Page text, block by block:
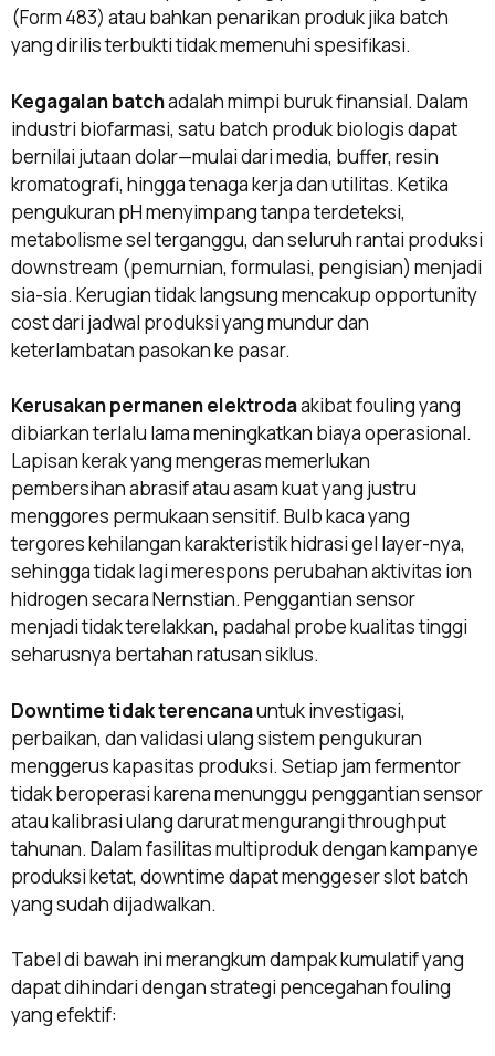
(Form 483) atau bahkan penarikan produk jika batch
yang dirilis terbukti tidak memenuhi spesifikasi.
Kegagalan batchadalah mimpi buruk finansial. Dalam
industri biofarmasi, satu batch produk biologis dapat
bernilai jutaan dolar—mulai dari media, buffer, resin
kromatografi, hingga tenaga kerja dan utilitas. Ketika
pengukuran pH menyimpang tanpa terdeteksi,
metabolisme sel terganggu, dan seluruh rantai produksi
downstream (pemurnian, formulasi, pengisian) menjadi
sia-sia. Kerugian tidak langsung mencakup opportunity
cost dari jadwal produksi yang mundur dan
keterlambatan pasokan ke pasar.
Kerusakan permanen elektrodaakibat fouling yang
dibiarkan terlalu lama meningkatkan biaya operasional.
Lapisan kerak yang mengeras memerlukan
pembersihan abrasif atau asam kuat yang justru
menggores permukaan sensitif. Bulb kaca yang
tergores kehilangan karakteristik hidrasi gel layer-nya,
sehingga tidak lagi merespons perubahan aktivitas ion
hidrogen secara Nernstian. Penggantian sensor
menjadi tidak terelakkan, padahal probe kualitas tinggi
seharusnya bertahan ratusan siklus.
Downtime tidak terencanauntuk investigasi,
perbaikan, dan validasi ulang sistem pengukuran
menggerus kapasitas produksi. Setiap jam fermentor
tidak beroperasi karena menunggu penggantian sensor
atau kalibrasi ulang darurat mengurangi throughput
tahunan. Dalam fasilitas multiproduk dengan kampanye
produksi ketat, downtime dapat menggeser slot batch
yang sudah dijadwalkan.
Tabel di bawah ini merangkum dampak kumulatif yang
dapat dihindari dengan strategi pencegahan fouling
yang efektif: